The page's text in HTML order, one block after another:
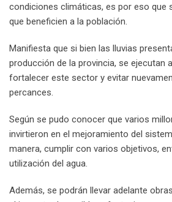
condiciones climáticas, es por eso que
que beneficien a la población.
Manifiesta que si bien las lluvias
producción de la provincia, se ejecutan
fortalecer este sector y evitar
percances.
Según se pudo conocer que varios
invirtieron en el mejoramiento del
manera, cumplir con varios objetivos,
utilización del agua.
Además, se podrán llevar adelante